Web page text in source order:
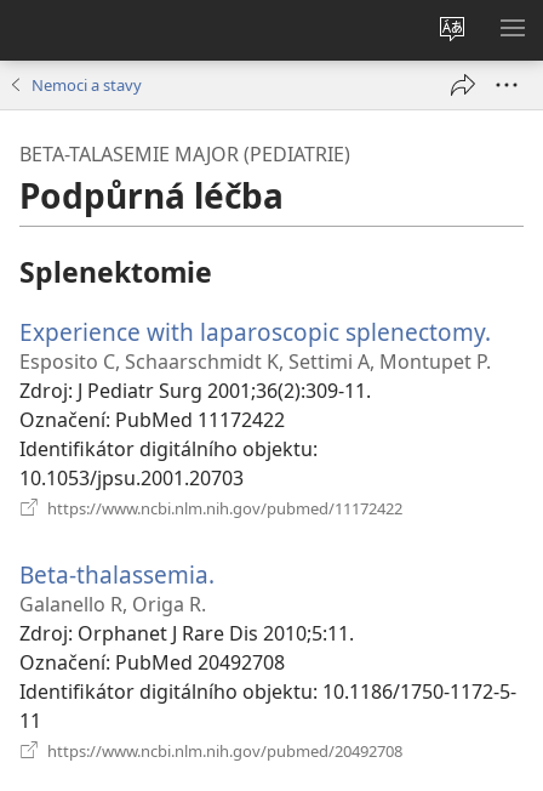
Změnit
jazyk
stránek
Nemoci a stavy
BETA-TALASEMIE MAJOR (PEDIATRIE)
Podpůrná léčba
Splenektomie
Experience with laparoscopic splenectomy.
Esposito C, Schaarschmidt K, Settimi A, Montupet P.
Zdroj‎: J Pediatr Surg 2001;36(2):309-11.
Označení‎: PubMed 11172422
Identifikátor digitálního objektu‎:
10.1053/jpsu.2001.20703
https://www.ncbi.nlm.nih.gov/pubmed/11172422
Beta-thalassemia.
okno)
Galanello R, Origa R.
Zdroj‎: Orphanet J Rare Dis 2010;5:11.
Označení‎: PubMed 20492708
Identifikátor digitálního objektu‎: 10.1186/1750-1172-5-
11
https://www.ncbi.nlm.nih.gov/pubmed/20492708